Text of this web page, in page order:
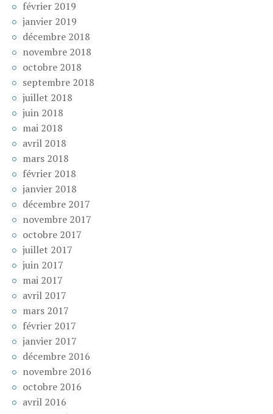
février 2019
janvier 2019
décembre 2018
novembre 2018
octobre 2018
septembre 2018
juillet 2018
juin 2018
mai 2018
avril 2018
mars 2018
février 2018
janvier 2018
décembre 2017
novembre 2017
octobre 2017
juillet 2017
juin 2017
mai 2017
avril 2017
mars 2017
février 2017
janvier 2017
décembre 2016
novembre 2016
octobre 2016
avril 2016